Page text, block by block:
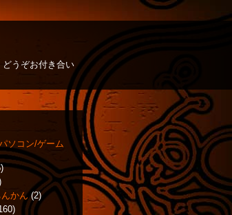
うぞお付き合い
ソコン/ゲーム
かん(2)